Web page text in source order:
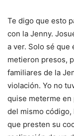
Te digo que esto
con la Jenny.
a ver. Solo sé que
metieron presos,
familiares de la
violación. Yo no
quise meterme
del mismo código,
que presten su